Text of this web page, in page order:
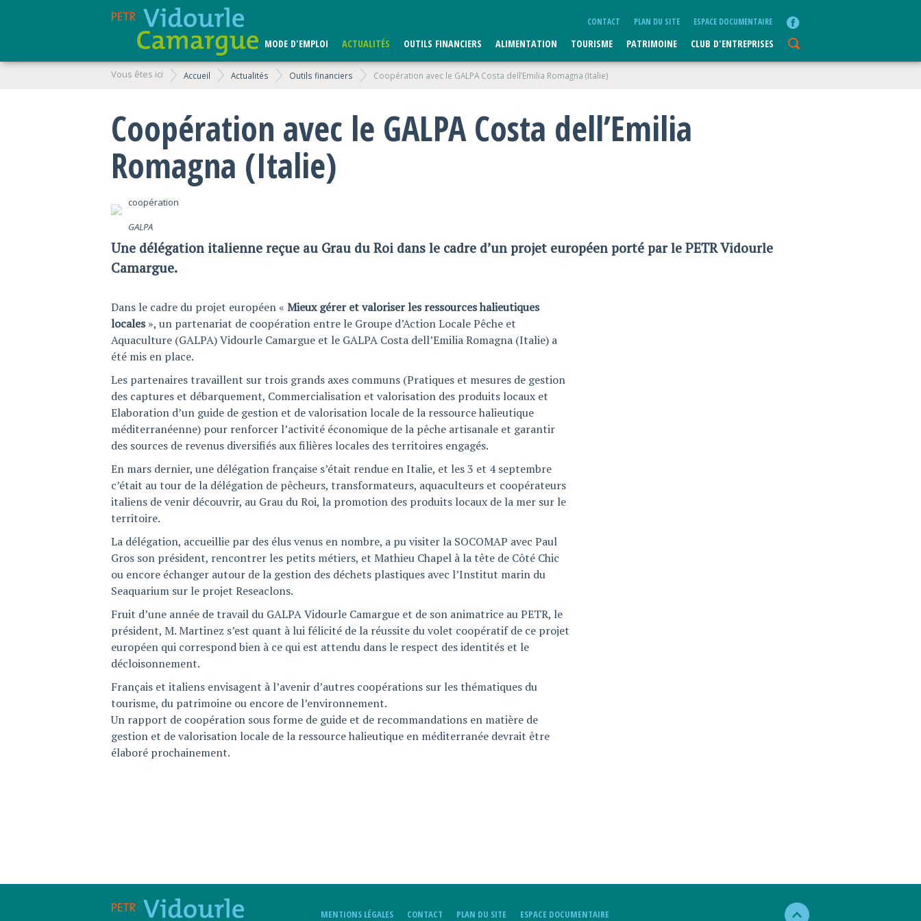
MODE D'EMPLOI ACTUALITÉS OUTILS FINANCIERS ALIMENTATION TOURISME PATRIMOINE CLUB D'ENTREPRISES
CONTACT PLAN DU SITE ESPACE DOCUMENTAIRE
Vous êtes ici Accueil Actualités Outils financiers Coopération avec le GALPA Costa dell’Emilia Romagna (Italie)
Coopération avec le GALPA Costa dell’Emilia
Romagna (Italie)
coopération
GALPA
Une délégation italienne reçue au Grau du Roi dans le cadre d’un projet européen porté par le PETR Vidourle
Camargue.
Dans le cadre du projet européen « Mieux gérer et valoriser les ressources halieutiques
locales», un partenariat de coopération entre le Groupe d’Action Locale Pêche et
Aquaculture (GALPA) Vidourle Camargue et le GALPA Costa dell’Emilia Romagna (Italie) a
été mis en place.
Les partenaires travaillent sur trois grands axes communs (Pratiques et mesures de gestion
des captures et débarquement, Commercialisation et valorisation des produits locaux et
Elaboration d’un guide de gestion et de valorisation locale de la ressource halieutique
méditerranéenne) pour renforcer l’activité économique de la pêche artisanale et garantir
des sources de revenus diversifiés aux filières locales des territoires engagés.
En mars dernier, une délégation française s’était rendue en Italie, et les 3 et 4 septembre
c’était au tour de la délégation de pêcheurs, transformateurs, aquaculteurs et coopérateurs
italiens de venir découvrir, au Grau du Roi, la promotion des produits locaux de la mer sur le
territoire.
La délégation, accueillie par des élus venus en nombre, a pu visiter la SOCOMAP avec Paul
Gros son président, rencontrer les petits métiers, et Mathieu Chapel à la tête de Côté Chic
ou encore échanger autour de la gestion des déchets plastiques avec l’Institut marin du
Seaquarium sur le projet Reseaclons.
Fruit d’une année de travail du GALPA Vidourle Camargue et de son animatrice au PETR, le
président, M. Martinez s’est quant à lui félicité de la réussite du volet coopératif de ce projet
européen qui correspond bien à ce qui est attendu dans le respect des identités et le
décloisonnement.
Français et italiens envisagent à l’avenir d’autres coopérations sur les thématiques du
tourisme, du patrimoine ou encore de l’environnement.
Un rapport de coopération sous forme de guide et de recommandations en matière de
gestion et de valorisation locale de la ressource halieutique en méditerranée devrait être
élaboré prochainement.
MENTIONS LÉGALES CONTACT PLAN DU SITE ESPACE DOCUMENTAIRE